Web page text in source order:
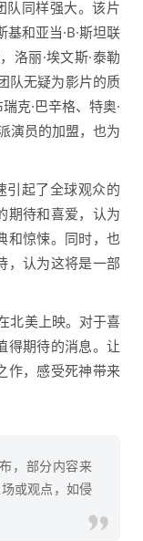
队同样强大。该片
和亚当·B·斯坦联
洛丽·埃文斯·泰勒
队无疑为影片的质
克·巴辛格、特奥·
演员的加盟，也为
引起了全球观众的
期待和喜爱，认为
和惊悚。同时，也
，认为这将是一部
北美上映。对于喜
得期待的消息。让
作，感受死神带来
，部分内容来
或观点，如侵